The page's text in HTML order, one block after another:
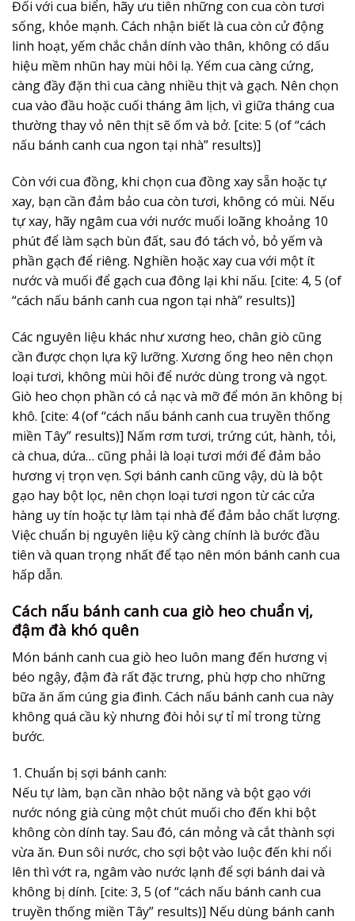
Đối với cua biển, hãy ưu tiên những con cua còn tươi
sống, khỏe mạnh. Cách nhận biết là cua còn cử động
linh hoạt, yếm chắc chắn dính vào thân, không có dấu
hiệu mềm nhũn hay mùi hôi lạ. Yếm cua càng cứng,
càng đầy đặn thì cua càng nhiều thịt và gạch. Nên chọn
cua vào đầu hoặc cuối tháng âm lịch, vì giữa tháng cua
thường thay vỏ nên thịt sẽ ốm và bở. [cite: 5 (of “cách
nấu bánh canh cua ngon tại nhà” results)]
Còn với cua đồng, khi chọn cua đồng xay sẵn hoặc tự
xay, bạn cần đảm bảo cua còn tươi, không có mùi. Nếu
tự xay, hãy ngâm cua với nước muối loãng khoảng 10
phút để làm sạch bùn đất, sau đó tách vỏ, bỏ yếm và
phần gạch để riêng. Nghiền hoặc xay cua với một ít
nước và muối để gạch cua đông lại khi nấu. [cite: 4, 5 (of
“cách nấu bánh canh cua ngon tại nhà” results)]
Các nguyên liệu khác như xương heo, chân giò cũng
cần được chọn lựa kỹ lưỡng. Xương ống heo nên chọn
loại tươi, không mùi hôi để nước dùng trong và ngọt.
Giò heo chọn phần có cả nạc và mỡ để món ăn không bị
khô. [cite: 4 (of “cách nấu bánh canh cua truyền thống
miền Tây” results)] Nấm rơm tươi, trứng cút, hành, tỏi,
cà chua, dứa… cũng phải là loại tươi mới để đảm bảo
hương vị trọn vẹn. Sợi bánh canh cũng vậy, dù là bột
gạo hay bột lọc, nên chọn loại tươi ngon từ các cửa
hàng uy tín hoặc tự làm tại nhà để đảm bảo chất lượng.
Việc chuẩn bị nguyên liệu kỹ càng chính là bước đầu
tiên và quan trọng nhất để tạo nên món bánh canh cua
hấp dẫn.
Cách nấu bánh canh cua giò heo chuẩn vị,
đậm đà khó quên
Món bánh canh cua giò heo luôn mang đến hương vị
béo ngậy, đậm đà rất đặc trưng, phù hợp cho những
bữa ăn ấm cúng gia đình. Cách nấu bánh canh cua này
không quá cầu kỳ nhưng đòi hỏi sự tỉ mỉ trong từng
bước.
1. Chuẩn bị sợi bánh canh:
Nếu tự làm, bạn cần nhào bột năng và bột gạo với
nước nóng già cùng một chút muối cho đến khi bột
không còn dính tay. Sau đó, cán mỏng và cắt thành sợi
vừa ăn. Đun sôi nước, cho sợi bột vào luộc đến khi nổi
lên thì vớt ra, ngâm vào nước lạnh để sợi bánh dai và
không bị dính. [cite: 3, 5 (of “cách nấu bánh canh cua
truyền thống miền Tây” results)] Nếu dùng bánh canh